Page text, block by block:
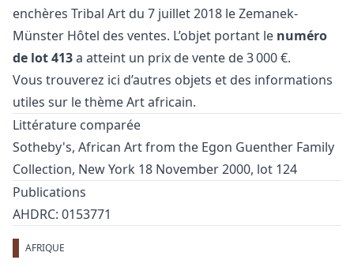
enchères Tribal Art du 7 juillet 2018 le Zemanek-
Münster Hôtel des ventes. L’objet portant le numéro
de lot 413a atteint un prix de vente de 3 000 €.
Vous trouverez ici d’autres objets et des informations
utiles sur le thèmeArt africain.
Littérature comparée
Sotheby's, African Art from the Egon Guenther Family
Collection, New York 18 November 2000, lot 124
Publications
AHDRC: 0153771
AFRIQUE